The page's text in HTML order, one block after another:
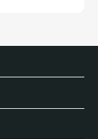
Echte winkel +35